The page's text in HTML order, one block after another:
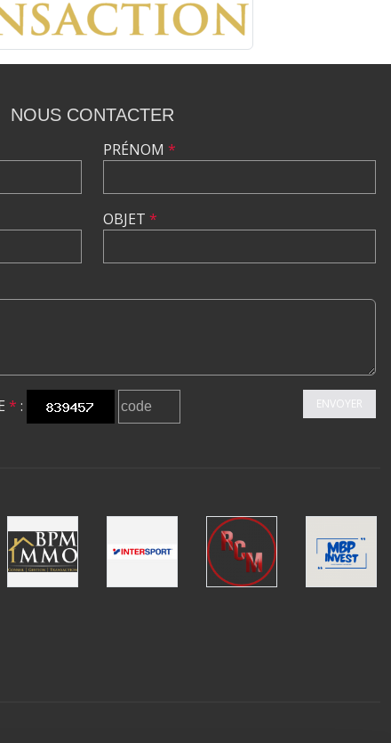
NOUS CONTACTER
PRÉNOM *
OBJET *
* : ENVOYER